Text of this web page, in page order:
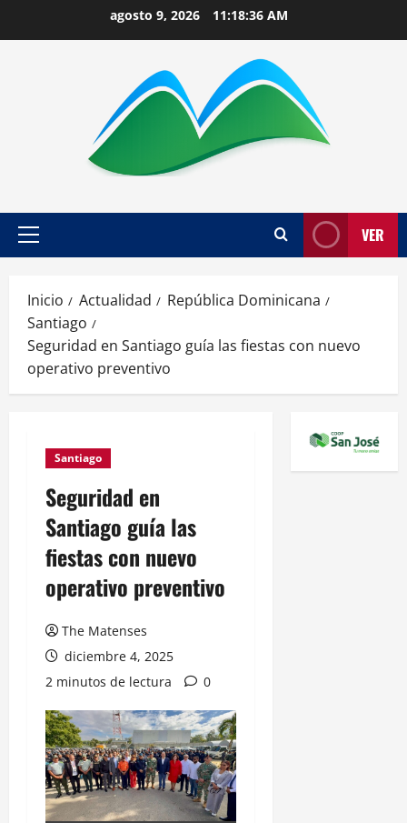
agosto 9, 2026 11:18:37 AM
Menú
VER
Inicio Actualidad
República Dominicana
Santiago
Seguridad en Santiago guía las fiestas con nuevo
operativo preventivo
Santiago
Seguridad en
Santiago guía las
fiestas con nuevo
operativo preventivo
The Matenses
diciembre 4, 2025
2 minutos de lectura
0